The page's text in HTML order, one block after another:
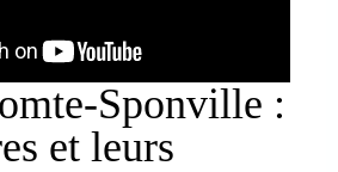
Sponville :
et leurs